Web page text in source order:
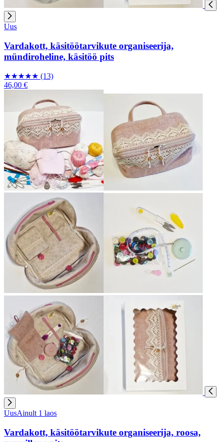
Uus
Vardakott, käsitöötarvikute organiseerija,
mündiroheline, käsitöö pits
★★★★★ (13)
46,00 €
UusAinult 1 laos
Vardakott, käsitöötarvikute organiseerija, roosa,